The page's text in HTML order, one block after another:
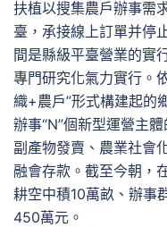
扶植以搜集農戶辦事需
臺，承接線上訂單并停
間是縣級平臺營業的實
專門研究化氣力實行。
織+農戶”形式構建起的
辦事“N”個新型運營主
副產物發賣、農業社會
融會存款。截至今朝，
耕空中積10萬畝、辦事
450萬元。